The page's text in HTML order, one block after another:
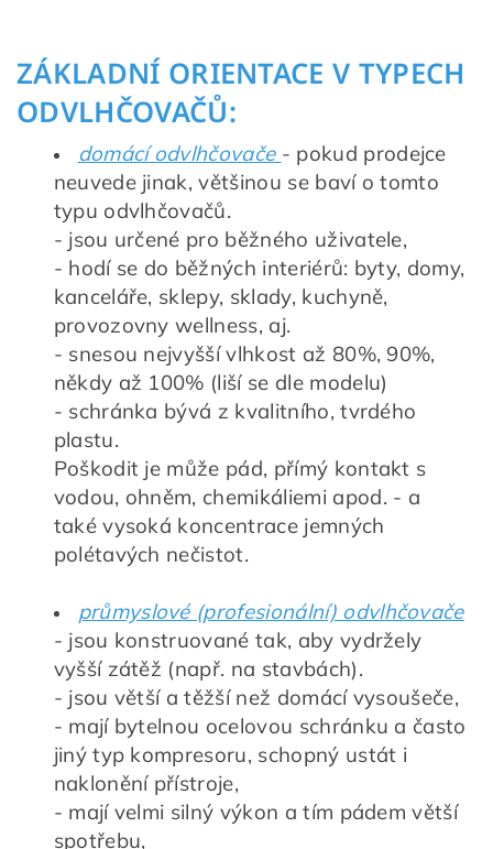
ZÁKLADNÍ ORIENTACE V TYPECH
ODVLHČOVAČŮ:
domácí odvlhčovače - pokud prodejce
neuvede jinak, většinou se baví o tomto
typu odvlhčovačů.
- jsou určené pro běžného uživatele,
- hodí se do běžných interiérů: byty, domy,
kanceláře, sklepy, sklady, kuchyně,
provozovny wellness, aj.
- snesou nejvyšší vlhkost až 80%, 90%,
někdy až 100% (liší se dle modelu)
- schránka bývá z kvalitního, tvrdého
plastu.
Poškodit je může pád, přímý kontakt s
vodou, ohněm, chemikáliemi apod. - a
také vysoká koncentrace jemných
polétavých nečistot.
průmyslové (profesionální) odvlhčovače
- jsou konstruované tak, aby vydržely
vyšší zátěž (např. na stavbách).
- jsou větší a těžší než domácí vysoušeče,
- mají bytelnou ocelovou schránku a často
jiný typ kompresoru, schopný ustát i
naklonění přístroje,
- mají velmi silný výkon a tím pádem větší
spotřebu,